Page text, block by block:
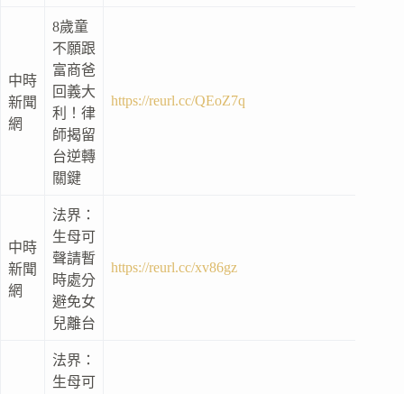
中時
新聞
網
8歲童
不願跟
富商爸
回義大
利！律
師揭留
台逆轉
關鍵
https://reurl.cc/QEoZ7q
中時
新聞
網
法界：
生母可
聲請暫
時處分
避免女
兒離台
https://reurl.cc/xv86gz
法界：
生母可